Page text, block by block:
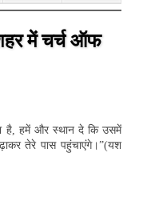
में चर्च ऑफ
है, हमें और स्थान दे कि उसमें
तेरे पास पहुंचाएंगे।”(यश